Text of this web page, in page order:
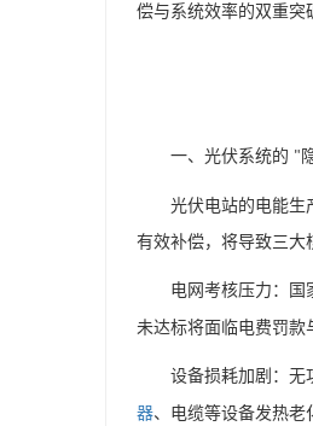
偿与系统效率的双重突
一、光伏系统的 "
光伏电站的电能生
有效补偿，将导致三大
电网考核压力：国
未达标将面临电费罚款
设备损耗加剧：无
器、电缆等设备发热老